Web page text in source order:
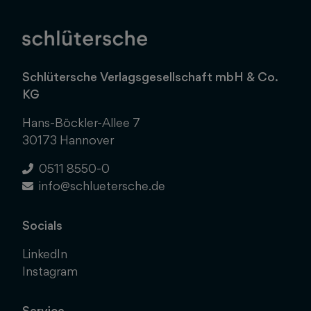
Schlütersche Verlagsgesellschaft mbH & Co.
KG
Hans-Böckler-Allee 7
30173 Hannover
0511 8550-0
info@schluetersche.de
Socials
LinkedIn
Instagram